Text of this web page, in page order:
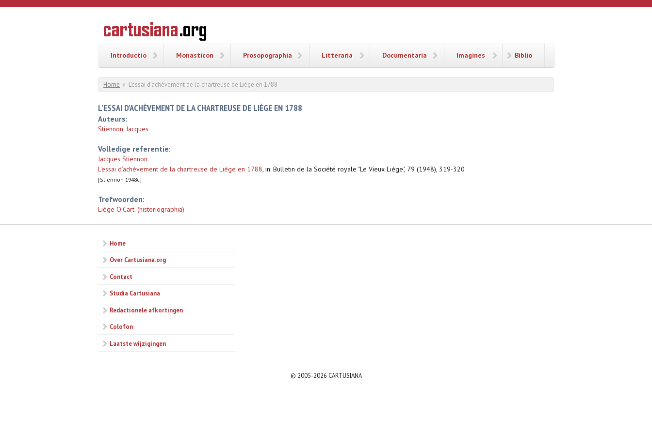
Overslaan en naar de inhoud gaan
CARTUSIANA
Geschiedenis
van de
Introductio Monasticon Prosopographia Litteraria Documentaria Imagines Biblio
U bent hier
Home » L’essai d’achèvement de la chartreuse de Liège en 1788
L’ESSAI D’ACHÈVEMENT DE LA CHARTREUSE DE LIÈGE EN 1788
Auteurs:
Stiennon, Jacques
Volledige referentie:
Jacques Stiennon
L’essai d’achèvement de la chartreuse de Liège en 1788, in: Bulletin de la Société royale "Le Vieux Liège", 79 (1948), 319-320
[Stiennon 1948c]
Trefwoorden:
Liège O.Cart. (historiographia)
Home
Over Cartusiana.org
Contact
Studia Cartusiana
Redactionele afkortingen
Colofon
Laatste wijzigingen
© 2005-2026 CARTUSIANA